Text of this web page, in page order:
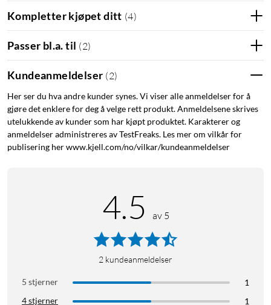
Kompletter kjøpet ditt (4)
Passer bl.a. til (2)
Kundeanmeldelser (2)
Her ser du hva andre kunder synes. Vi viser alle anmeldelser for å
gjøre det enklere for deg å velge rett produkt. Anmeldelsene skrives
utelukkende av kunder som har kjøpt produktet. Karakterer og
anmeldelser administreres av TestFreaks. Les mer om vilkår for
publisering her www.kjell.com/no/vilkar/kundeanmeldelser
4.5 av 5
2 kundeanmeldelser
5 stjerner
1
4 stjerner
1